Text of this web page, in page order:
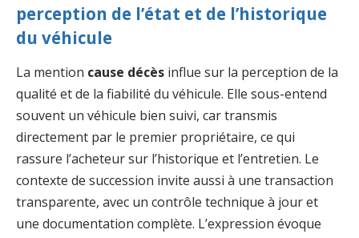
perception de l’état et de l’historique
du véhicule
La mention cause décès influe sur la perception de la
qualité et de la fiabilité du véhicule. Elle sous-entend
souvent un véhicule bien suivi, car transmis
directement par le premier propriétaire, ce qui
rassure l’acheteur sur l’historique et l’entretien. Le
contexte de succession invite aussi à une transaction
transparente, avec un contrôle technique à jour et
une documentation complète. L’expression évoque